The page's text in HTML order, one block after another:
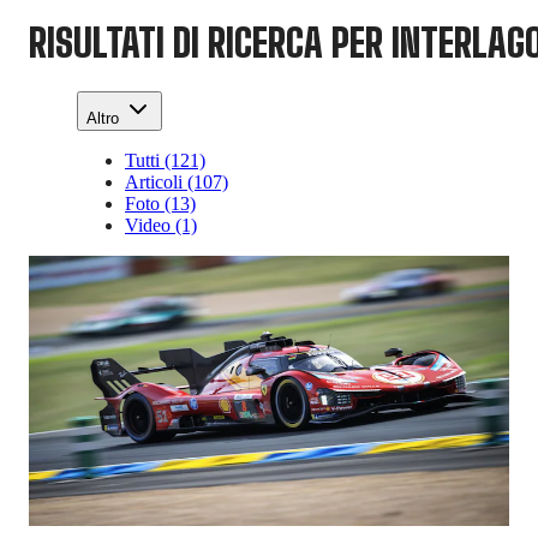
RISULTATI DI RICERCA PER
Altro
Tutti (121)
Articoli (107)
Foto (13)
Video (1)